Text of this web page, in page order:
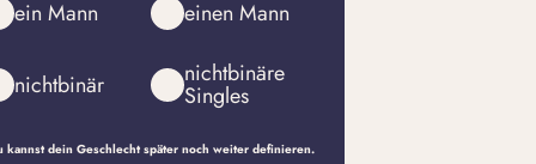
ein Mann
nichtbinär
einen Mann
nichtbinäre
Singles
kannst dein Geschlecht später noch weiter definieren.